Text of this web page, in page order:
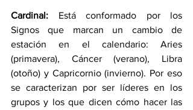
Cardinal: Está conformado por los
Signos que marcan un cambio de
estación en el calendario: Aries
(primavera), Cáncer (verano), Libra
(otoño) y Capricornio (invierno). Por eso
se caracterizan por ser líderes en los
grupos y los que dicen cómo hacer las